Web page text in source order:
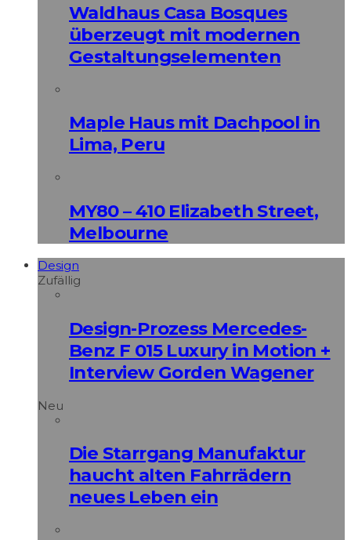
Waldhaus Casa Bosques
überzeugt mit modernen
Gestaltungselementen
Maple Haus mit Dachpool in
Lima, Peru
MY80 – 410 Elizabeth Street,
Melbourne
Design
Zufällig
Design-Prozess Mercedes-
Benz F 015 Luxury in Motion +
Interview Gorden Wagener
Neu
Die Starrgang Manufaktur
haucht alten Fahrrädern
neues Leben ein